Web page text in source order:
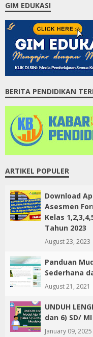
GIM EDUKASI
BERITA PENDIDIKAN
ARTIKEL POPULER
Download
Asesmen
Kelas
Tahun 2023
August 23, 2023
Panduan
Sederhana
August 21, 2021
UNDUH
dan 6) SD/
January 09, 2025